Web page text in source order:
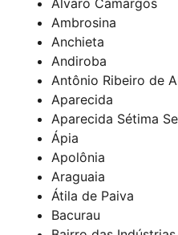
Ambrosina
Anchieta
Andiroba
Antônio Ribeiro de
Aparecida
Aparecida Sétima
Ápia
Apolônia
Araguaia
Átila de Paiva
Bacurau